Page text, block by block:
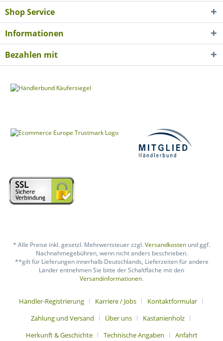
Shop Service
Informationen
Bezahlen mit
* Alle Preise inkl. gesetzl. Mehrwertsteuer zzgl.Versandkosten und ggf.
Nachnahmegebühren, wenn nicht anders beschrieben.
**gilt für Lieferungen innerhalb Deutschlands, Lieferzeiten für andere
Länder entnehmen Sie bitte der Schaltfläche mit den
Versandinformationen.
Händler-Registrierung Karriere / Jobs
Kontaktformular
Zahlung und Versand
Über uns
Kastanienholz
Herkunft & Geschichte
Technische Angaben Anfahrt